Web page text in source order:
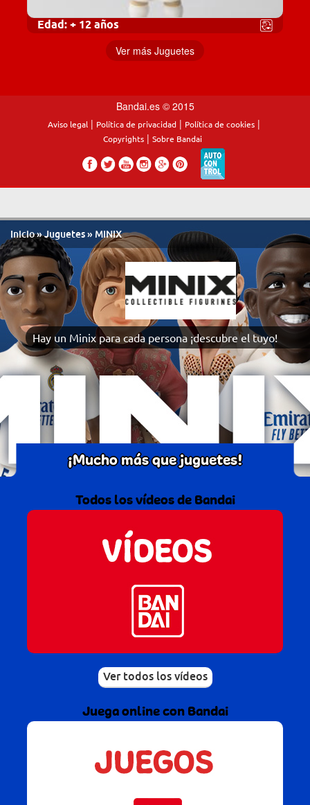
Edad:+ 12 años
Ver más Juguetes
Bandai.es © 2015
Aviso legal| Política de privacidad| Política de cookies|
Copyrights| Sobre Bandai
Inicio»Juguetes» MINIX
Hay un Minix para cada persona ¡descubre el tuyo!
¡Mucho más que juguetes!
Todos los vídeos de Bandai
Ver todos los vídeos
Juega online con Bandai